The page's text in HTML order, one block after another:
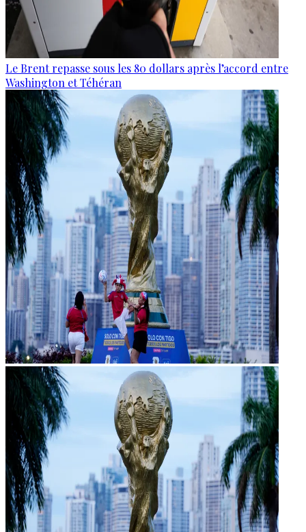
Le Brent repasse sous les 80 dollars après l’accord entre
Washington et Téhéran